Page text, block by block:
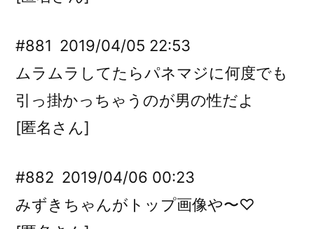
#881 2019/04/05 22:53
ムラムラしてたらパネマジに何度でも
引っ掛かっちゃうのが男の性だよ
[匿名さん]
#882 2019/04/06 00:23
みずきちゃんがトップ画像や〜♡